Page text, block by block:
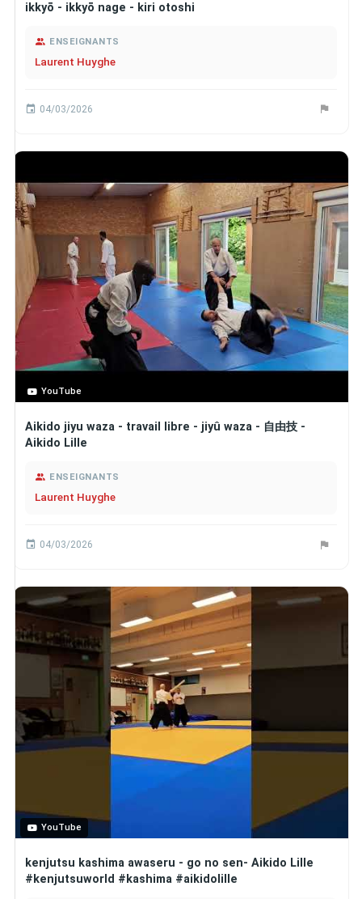
ikkyō - ikkyō nage - kiri otoshi
ENSEIGNANTS
Laurent Huyghe
04/03/2026
YouTube
Aikido jiyu waza - travail libre - jiyû waza - 自由技 -
Aikido Lille
ENSEIGNANTS
Laurent Huyghe
04/03/2026
YouTube
kenjutsu kashima awaseru - go no sen- Aikido Lille
#kenjutsuworld #kashima #aikidolille